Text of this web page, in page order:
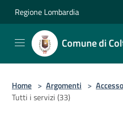
Regione Lombardia
Comune di
Home > Argomenti >
Tutti i servizi (33)